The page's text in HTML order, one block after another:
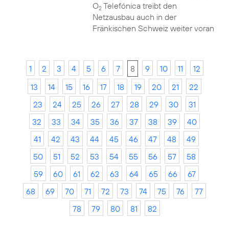
O2Telefónica treibt den
Netzausbau auch in der
Fränkischen Schweiz weiter voran
1 2 3 4 5 6 7 8 9 10 11
12
13
14 15 16 17 18 19 20 21
22
23
24 25 26 27 28 29 30
31
32
33 34 35 36 37 38 39
40
41
42 43 44 45 46 47 48
49
50
51 52 53 54 55 56 57
58
59
60 61 62 63 64 65 66
67
68
69 70 71 72 73 74 75 76
77
78
79 80 81 82